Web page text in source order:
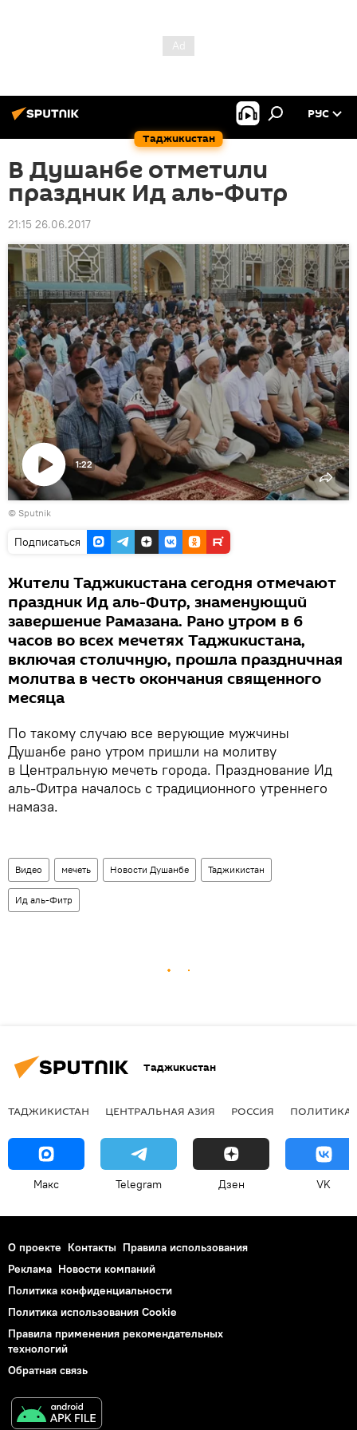
Таджикистан
РУС
В Душанбе отметили
праздник Ид аль-Фитр
21:15 26.06.2017
Воспроизвести
видео
1:22
© Sputnik
Подписаться
Жители Таджикистана сегодня отмечают
праздник Ид аль-Фитр, знаменующий
завершение Рамазана. Рано утром в 6
часов во всех мечетях Таджикистана,
включая столичную, прошла праздничная
молитва в честь окончания священного
месяца
По такому случаю все верующие мужчины
Душанбе рано утром пришли на молитву
в Центральную мечеть города. Празднование Ид
аль-Фитра началось с традиционного утреннего
намаза.
Видео мечеть Новости Душанбе Таджикистан
Ид аль-Фитр
Таджикистан
ТАДЖИКИСТАН ЦЕНТРАЛЬНАЯ АЗИЯ РОССИЯ ПОЛИТИКА
Макс Telegram Дзен VK
О проекте Контакты Правила использования
Реклама Новости компаний
Политика конфиденциальности
Политика использования Cookie
Правила применения рекомендательных
технологий
Обратная связь